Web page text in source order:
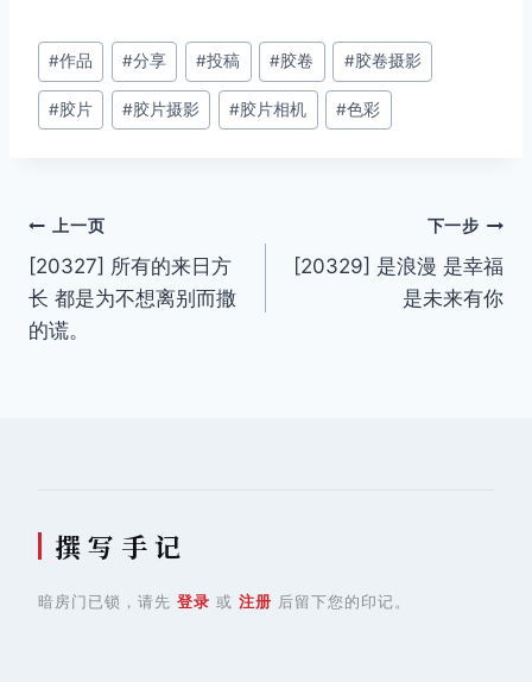
文
章
标
#作品 #分享 #投稿 #胶卷 #胶卷摄影
#胶片 #胶片摄影 #胶片相机 #色彩
文
章
导
上一页
[20327] 所有的来日方
长 都是为不想离别而撒
的谎。
下一步
[20329] 是浪漫 是幸福
是未来有你
撰 写 手 记
暗房门已锁，请先 登录 或 注册 后留下您的印记。